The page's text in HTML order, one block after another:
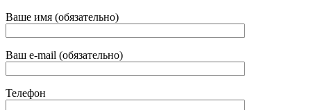
Ваше имя (обязательно)
Ваш e-mail (обязательно)
Телефон